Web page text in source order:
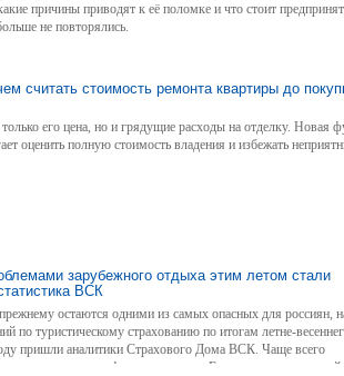
причины приводят к её поломке и что стоит
не повторялись.
считать стоимость ремонта квартиры до
его цена, но и грядущие расходы на отделку. Новая
оценить полную стоимость владения и избежать
зарубежного отдыха этим летом стали
ВСК
остаются одними из самых опасных для россиян,
по туристическому страхованию по итогам летне-
пришли аналитики Страхового Дома ВСК. Чаще всего
отдыхающими фиксировались в Египте, а среди